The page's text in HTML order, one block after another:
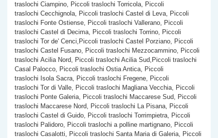
traslochi Ciampino, Piccoli traslochi Torricola, Piccoli
traslochi Cecchignola, Piccoli traslochi Castel di Leva, Piccoli
traslochi Fonte Ostiense, Piccoli traslochi Vallerano, Piccoli
traslochi Castel di Decima, Piccoli traslochi Torrino, Piccoli
traslochi Tor de' Cenci,Piccoli traslochi Castel Porziano, Piccoli
traslochi Castel Fusano, Piccoli traslochi Mezzocammino, Piccoli
traslochi Acilia Nord, Piccoli traslochi Acilia Sud,Piccoli traslochi
Casal Palocco, Piccoli traslochi Ostia Antica, Piccoli
traslochi Isola Sacra, Piccoli traslochi Fregene, Piccoli
traslochi Tor di Valle, Piccoli traslochi Magliana Vecchia, Piccoli
traslochi Ponte Galeria, Piccoli traslochi Maccarese Sud, Piccoli
traslochi Maccarese Nord, Piccoli traslochi La Pisana, Piccoli
traslochi Castel di Guido, Piccoli traslochi Torrimpietra, Piccoli
traslochi Palidoro, Piccoli traslochi a polline martignano, Piccoli
traslochi Casalotti, Piccoli traslochi Santa Maria di Galeria, Piccoli